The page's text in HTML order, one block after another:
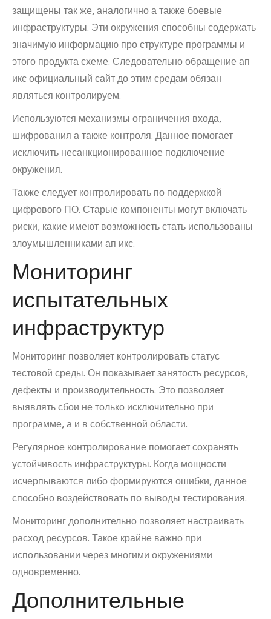
защищены так же, аналогично а также боевые
инфраструктуры. Эти окружения способны содержать
значимую информацию про структуре программы и
этого продукта схеме. Следовательно обращение ап
икс официальный сайт до этим средам обязан
являться контролируем.
Используются механизмы ограничения входа,
шифрования а также контроля. Данное помогает
исключить несанкционированное подключение
окружения.
Также следует контролировать по поддержкой
цифрового ПО. Старые компоненты могут включать
риски, какие имеют возможность стать использованы
злоумышленниками ап икс.
Мониторинг
испытательных
инфраструктур
Мониторинг позволяет контролировать статус
тестовой среды. Он показывает занятость ресурсов,
дефекты и производительность. Это позволяет
выявлять сбои не только исключительно при
программе, а и в собственной области.
Регулярное контролирование помогает сохранять
устойчивость инфраструктуры. Когда мощности
исчерпываются либо формируются ошибки, данное
способно воздействовать по выводы тестирования.
Мониторинг дополнительно позволяет настраивать
расход ресурсов. Такое крайне важно при
использовании через многими окружениями
одновременно.
Дополнительные